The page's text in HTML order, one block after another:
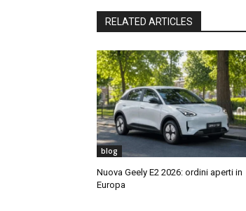
RELATED ARTICLES
blog
Nuova Geely E2 2026: ordini aperti in
Europa